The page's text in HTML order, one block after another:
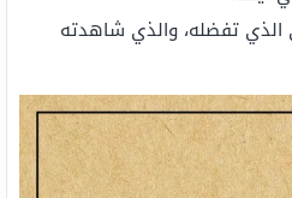
الذي تفضله، والذي شاهدته